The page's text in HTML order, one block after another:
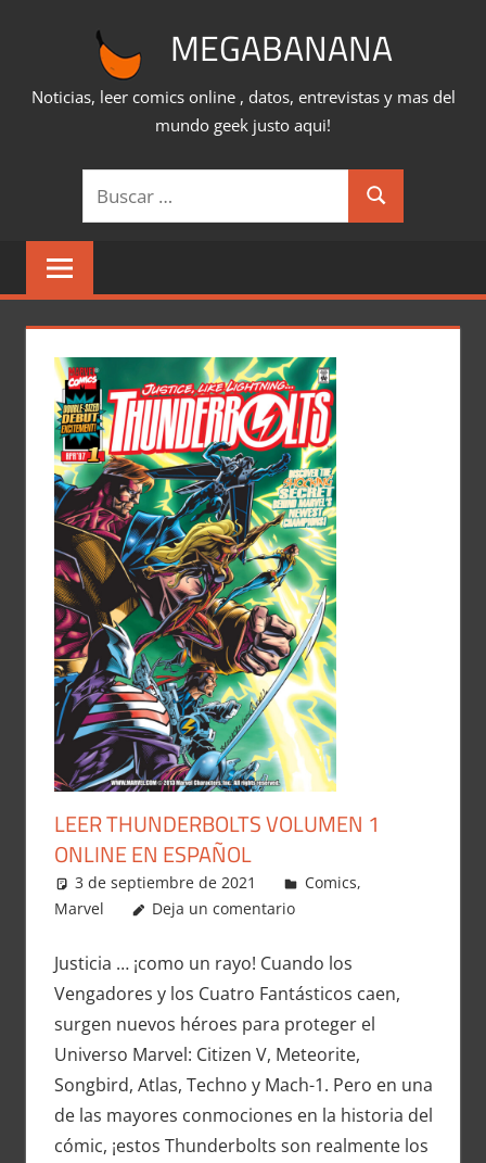
MEGABANANA
Noticias, leer comics online , datos, entrevistas y mas del
mundo geek justo aqui!
Buscar:
Buscar
LEER THUNDERBOLTS VOLUMEN 1
ONLINE EN ESPAÑOL
3 de septiembre de 2021 Carlitox Banana
Comics,
Marvel
Deja un comentario
Justicia … ¡como un rayo! Cuando los
Vengadores y los Cuatro Fantásticos caen,
surgen nuevos héroes para proteger el
Universo Marvel: Citizen V, Meteorite,
Songbird, Atlas, Techno y Mach-1. Pero en una
de las mayores conmociones en la historia del
cómic, ¡estos Thunderbolts son realmente los